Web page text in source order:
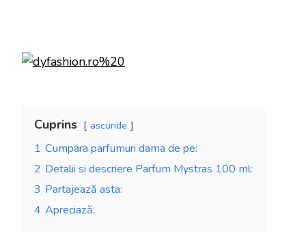
Cuprins ascunde
1 Cumpara parfumuri dama de pe:
2 Detalii si descriere Parfum Mystras 100 ml:
3 Partajează asta:
4 Apreciază: